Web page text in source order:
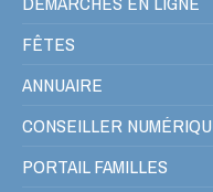
FÊTES
ANNUAIRE
CONSEILLER
PORTAIL FAMILLES